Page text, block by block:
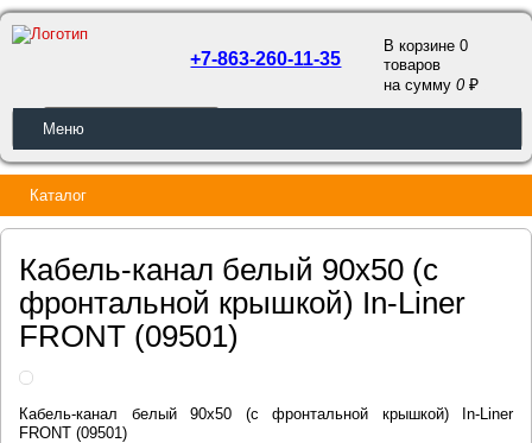
ОБРАТНЫЙ ЗВОНОК
+7-863-260-11-35
В корзине 0
товаров
на сумму0
Меню
Каталог
Кабель-канал белый 90х50 (с
фронтальной крышкой) In-Liner
FRONT (09501)
Кабель-канал белый 90х50 (с фронтальной крышкой) In-Liner
FRONT (09501)